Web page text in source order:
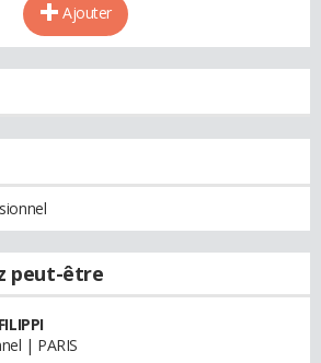
Ajouter
peut-être
| PARIS